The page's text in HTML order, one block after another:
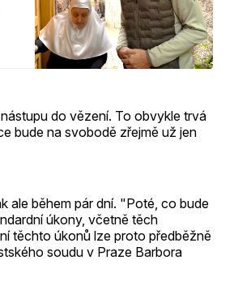
do vězení. To obvykle trvá
bude na svobodě zřejmě už jen
ale během pár dní. "Poté, co bude
úkony, včetně těch
těchto úkonů lze proto předběžně
soudu v Praze Barbora